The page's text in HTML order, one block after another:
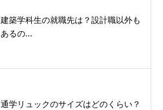
建築学科生の就職先は？設計職以外も
あるの...
通学リュックのサイズはどのくらい？